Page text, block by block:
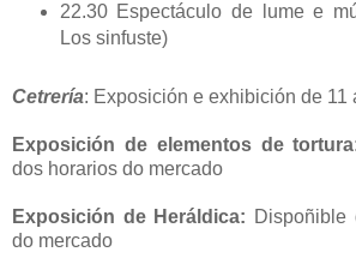
22.30 Espectáculo de lume e
Los sinfuste)
Cetrería: Exposición e exhibición de 11
Exposición de elementos de
dos horarios do mercado
Exposición de Heráldica: Dispoñible
do mercado